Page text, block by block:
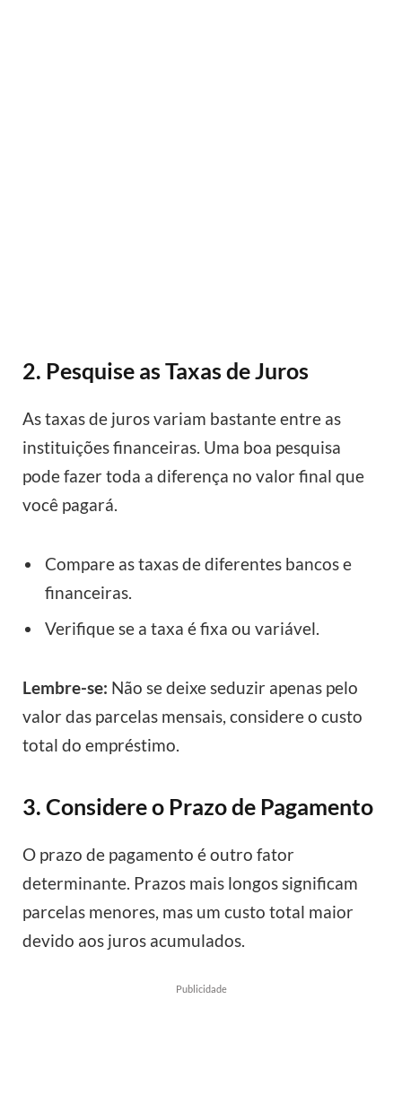
2. Pesquise as Taxas de Juros
As taxas de juros variam bastante entre as
instituições financeiras. Uma boa pesquisa
pode fazer toda a diferença no valor final que
você pagará.
Compare as taxas de diferentes bancos e
financeiras.
Verifique se a taxa é fixa ou variável.
Lembre-se: Não se deixe seduzir apenas pelo
valor das parcelas mensais, considere o custo
total do empréstimo.
3. Considere o Prazo de Pagamento
O prazo de pagamento é outro fator
determinante. Prazos mais longos significam
parcelas menores, mas um custo total maior
devido aos juros acumulados.
Publicidade